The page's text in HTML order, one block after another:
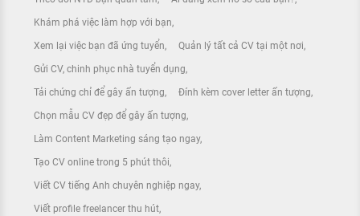
Khám phá việc làm hợp với bạn
Xem lại việc bạn đã ứng tuyển Quản lý tất cả CV tại một nơi
Gửi CV, chinh phục nhà tuyển dụng
Tải chứng chỉ để gây ấn tượng Đính kèm cover letter ấn tượng
Chọn mẫu CV đẹp để gây ấn tượng
Làm Content Marketing sáng tạo ngay
Tạo CV online trong 5 phút thôi
Viết CV tiếng Anh chuyên nghiệp ngay
Viết profile freelancer thu hút